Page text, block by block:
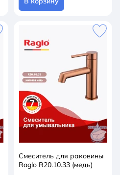
Смеситель для раковины
Raglo R20.10.33 (медь)